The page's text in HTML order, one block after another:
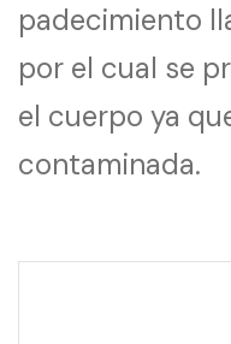
padecimiento
por el cual se
el cuerpo ya
contaminada.